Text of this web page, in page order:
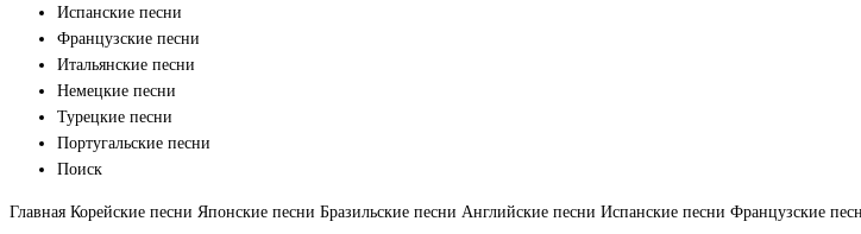
Испанские песни
Французские песни
Итальянские песни
Немецкие песни
Турецкие песни
Португальские песни
Поиск
Главная Корейские песни Японские песни Бразильские песни Английские песни Испанские песни Французские